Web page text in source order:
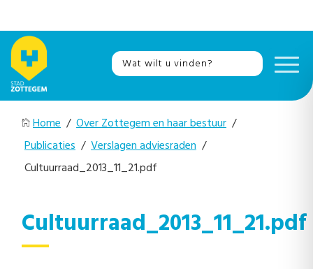
Home / Over Zottegem en haar bestuur /
Publicaties / Verslagen adviesraden /
Cultuurraad_2013_11_21.pdf
Cultuurraad_2013_11_21.pdf